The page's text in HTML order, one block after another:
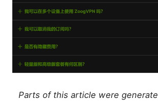
Parts of this article were